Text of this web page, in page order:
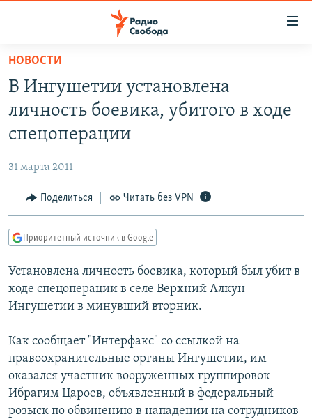
упрощенного
доступа
основному
Вернутся
Вернутся
поиску
ПОДКАСТЫ
МНЕНИЯ
КУЛЬТУРА
КАВКАЗ.РЕАЛИИ
СЕВЕР.РЕАЛИИ
СИБИРЬ.РЕАЛИИ
ПОДПИШИТЕСЬ НА РАССЫЛКУ
СОЦИАЛЬНЫЕ СЕТИ
НОВОСТИ
В Ингушетии установлена
личность боевика, убитого в ходе
спецоперации
31 марта 2011
Поделиться Читать без VPN
Приоритетный источник в Google
Установлена личность боевика, который был убит в
ходе спецоперации в селе Верхний Алкун
Ингушетии в минувший вторник.
Как сообщает "Интерфакс" со ссылкой на
правоохранительные органы Ингушетии, им
оказался участник вооруженных группировок
Ибрагим Цароев, объявленный в федеральный
розыск по обвинению в нападении на сотрудников